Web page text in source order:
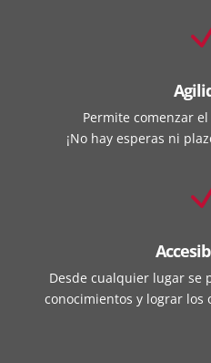
Permite comenzar
¡No hay esperas ni
Desde cualquier lugar se
conocimientos y lograr los